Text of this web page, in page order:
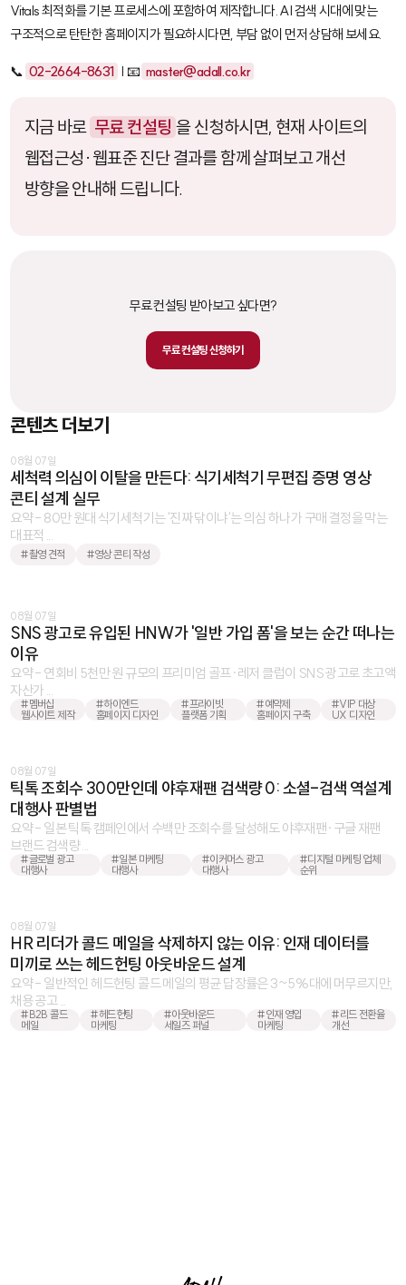
Vitals 최적화를 기본 프로세스에 포함하여 제작합니다. AI 검색 시대에 맞는
구조적으로 탄탄한 홈페이지가 필요하시다면, 부담 없이 먼저 상담해 보세요.
📞 02-2664-8631 | 📧 master@adall.co.kr
지금 바로 무료 컨설팅 을 신청하시면, 현재 사이트의
웹접근성·웹표준 진단 결과를 함께 살펴보고 개선
방향을 안내해 드립니다.
무료 컨설팅 받아보고 싶다면?
무료 컨설팅 신청하기
콘텐츠 더보기
08월 07일
세척력 의심이 이탈을 만든다: 식기세척기 무편집 증명 영상
콘티 설계 실무
요약 - 80만 원대 식기세척기는 '진짜 닦이냐'는 의심 하나가 구매 결정을 막는
대표적 ...
#촬영 견적 #영상 콘티 작성
08월 07일
SNS 광고로 유입된 HNW가 '일반 가입 폼'을 보는 순간 떠나는
이유
요약 - 연회비 5천만 원 규모의 프리미엄 골프·레저 클럽이 SNS 광고로 초고액
자산가 ...
#멤버십
웹사이트 제작
#하이엔드
홈페이지 디자인
#프라이빗
플랫폼 기획
#예약제
홈페이지 구축
#VIP 대상
UX 디자인
08월 07일
틱톡 조회수 300만인데 야후재팬 검색량 0: 소셜-검색 역설계
대행사 판별법
요약 - 일본 틱톡 캠페인에서 수백만 조회수를 달성해도 야후재팬·구글 재팬
브랜드 검색량 ...
#글로벌 광고
대행사
#일본 마케팅
대행사
#이커머스 광고
대행사
#디지털 마케팅 업체
순위
08월 07일
HR 리더가 콜드 메일을 삭제하지 않는 이유: 인재 데이터를
미끼로 쓰는 헤드헌팅 아웃바운드 설계
요약 - 일반적인 헤드헌팅 콜드 메일의 평균 답장률은 3~5%대에 머무르지만,
채용 공고 ...
#B2B 콜드
메일
#헤드헌팅
마케팅
#아웃바운드
세일즈 퍼널
#인재 영입
마케팅
#리드 전환율
개선